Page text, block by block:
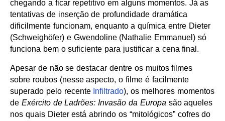
chegando a ficar repetitivo em alguns momentos. Já as
tentativas de inserção de profundidade dramática
dificilmente funcionam, enquanto a química entre Dieter
(Schweighöfer) e Gwendoline (Nathalie Emmanuel) só
funciona bem o suficiente para justificar a cena final.
Apesar de não se destacar dentre os muitos filmes
sobre roubos (nesse aspecto, o filme é facilmente
superado pelo recente Infiltrado), os melhores momentos
de Exército de Ladrões: Invasão da Europa são aqueles
nos quais Dieter está abrindo os “mitológicos” cofres do